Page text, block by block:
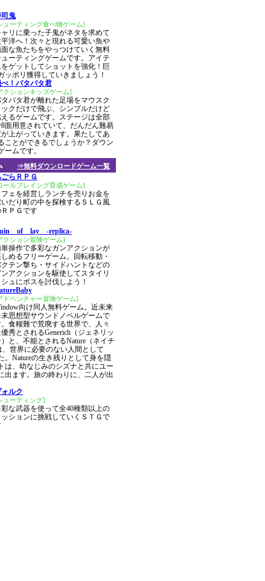
鬼
ューティング食べ物ゲーム]
ャリに乗った子鬼がネタを求めて
洋へ！次々と現れる可愛い魚や
な魚たちをやっつけていく無料
ューティングゲームです。アイテ
ゲットしてショットを強化！巨
ポリ獲得していきましょう！
！パタパタ君
クションキッズゲーム]
パタ君が離れた足場をマウスク
ックだけで飛ぶ、シンプルだけど
るゲームです。ステージは全部
面用意されていて、だんだん難易
が上がっていきます。果たしてあ
ことができるでしょうか？ダウン
ームです。
⇒無料ダウンロードゲーム一覧
らＲＰＧ
ールプレイング育成ゲーム]
フェを経営しランチを売りお金を
だり町の中を探検するＳＬＧ風
ＰＧです
of lay -replica-
クション冒険ゲーム]
操作で多彩なガンアクションが
めるフリーゲーム。回転移動・
テン撃ち・サイドハントなどの
ンアクションを駆使してスタイリ
シュにボスを討伐しよう！
ドベンチャー冒険ゲーム]
向け同人無料ゲーム。近未来
思想型サウンドノベルゲームで
食糧難で荒廃する世界で、人々
秀とされるGenerich（ジェネリッ
と、不能とされるNature（ネイチ
、世界に必要のない人間として
。Natureの生き残りとして身を隠
は、幼なじみのシズナと共にユー
出ます。旅の終わりに、二人が出
ォルク
ューティング]
彩な武器を使って全40種類以上の
ッションに挑戦していくＳＴＧで